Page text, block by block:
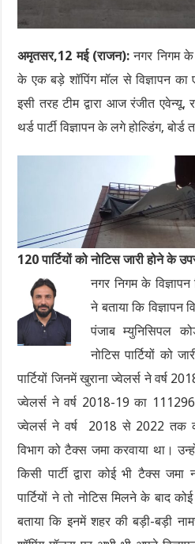
अमृतसर,12 मई (राजन): नगर निगम के
के एक बड़े शॉपिंग मॉल से विज्ञापन का
इसी तरह टीम द्वारा आज रंजीत एवेन्यू,
थर्ड पार्टी विज्ञापन के लगे होल्डिंग,
120 पार्टियों को नोटिस जारी होने के
नगर निगम के विज्ञापन
ने बताया कि विज्ञापन
पंजाब म्युनिसिपल
नोटिस पार्टियों को
पार्टियों जिनमें खुराना ज्वेलर्स ने वर्ष
ज्वेलर्स ने वर्ष 2018-19 का
ज्वेलर्स ने वर्ष 2018 से 2022 तक
विभाग को टैक्स जमा करवाया था।
किसी पार्टी द्वारा कोई भी टैक्स
पार्टियों ने तो नोटिस मिलने के बाद
बताया कि इनमें शहर की बड़ी-बड़ी